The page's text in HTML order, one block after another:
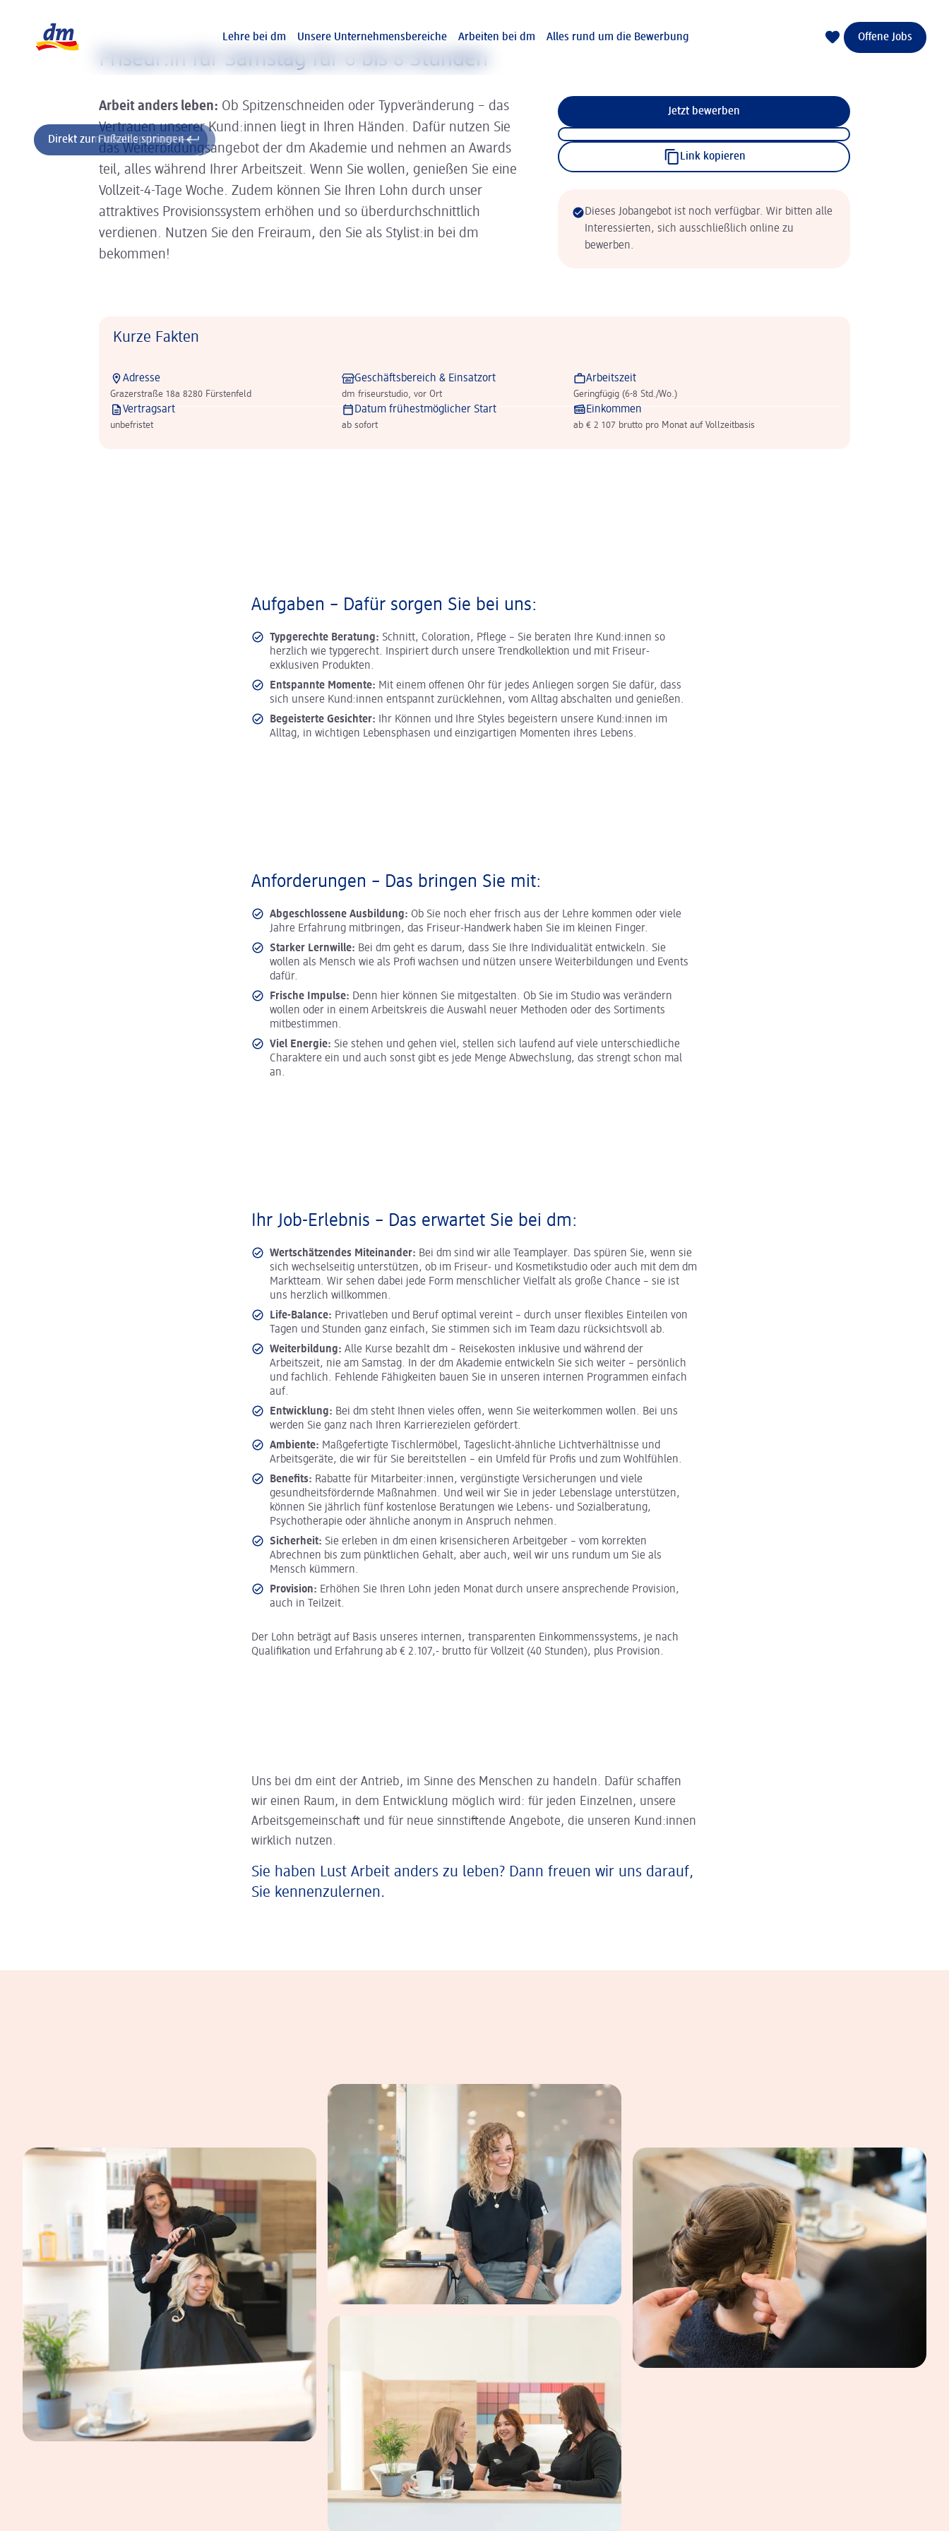
Direkt zum Inhalt springen
Direkt zur Fußzeile springen
Lehre bei dm
Unsere Unternehmensbereiche Arbeiten bei dm Alles rund um die Bewerbung Offene Jobs
Friseur:in für Samstag für 6 bis 8 Stunden
Arbeit anders leben: Ob Spitzenschneiden oder Typveränderung – das
Vertrauen unserer Kund:innen liegt in Ihren Händen. Dafür nutzen Sie
das Weiterbildungsangebot der dm Akademie und nehmen an Awards
teil, alles während Ihrer Arbeitszeit. Wenn Sie wollen, genießen Sie eine
Vollzeit-4-Tage Woche. Zudem können Sie Ihren Lohn durch unser
attraktives Provisionssystem erhöhen und so überdurchschnittlich
verdienen. Nutzen Sie den Freiraum, den Sie als Stylist:in bei dm
bekommen!
Jetzt bewerben
Link kopieren
Dieses Jobangebot ist noch verfügbar. Wir bitten alle
Interessierten, sich ausschließlich online zu
bewerben.
Kurze Fakten
Adresse
Grazerstraße 18a 8280 Fürstenfeld
Geschäftsbereich & Einsatzort
dm friseurstudio, vor Ort
Arbeitszeit
Geringfügig (6-8 Std./Wo.)
Vertragsart
unbefristet
Datum frühestmöglicher Start
ab sofort
Einkommen
ab € 2 107 brutto pro Monat auf Vollzeitbasis
Aufgaben – Dafür sorgen Sie bei uns:
Typgerechte Beratung: Schnitt, Coloration, Pflege – Sie beraten Ihre Kund:innen so
herzlich wie typgerecht. Inspiriert durch unsere Trendkollektion und mit Friseur-
exklusiven Produkten.
Entspannte Momente: Mit einem offenen Ohr für jedes Anliegen sorgen Sie dafür, dass
sich unsere Kund:innen entspannt zurücklehnen, vom Alltag abschalten und genießen.
Begeisterte Gesichter:
Ihr Können und Ihre Styles begeistern unsere Kund:innen im
Alltag, in wichtigen Lebensphasen und einzigartigen Momenten ihres Lebens.
Anforderungen – Das bringen Sie mit:
Abgeschlossene Ausbildung: Ob Sie noch eher frisch aus der Lehre kommen oder viele
Jahre Erfahrung mitbringen, das Friseur-Handwerk haben Sie im kleinen Finger.
Starker Lernwille: Bei dm geht es darum, dass Sie Ihre Individualität entwickeln. Sie
wollen als Mensch wie als Profi wachsen und nützen unsere Weiterbildungen und Events
dafür.
Frische Impulse: Denn hier können Sie mitgestalten. Ob Sie im Studio was verändern
wollen oder in einem Arbeitskreis die Auswahl neuer Methoden oder des Sortiments
mitbestimmen.
Viel Energie: Sie stehen und gehen viel, stellen sich laufend auf viele unterschiedliche
Charaktere ein und auch sonst gibt es jede Menge Abwechslung, das strengt schon mal
an.
Ihr Job-Erlebnis – Das erwartet Sie bei dm:
Wertschätzendes Miteinander: Bei dm sind wir alle Teamplayer. Das spüren Sie, wenn sie
sich wechselseitig unterstützen, ob im Friseur- und Kosmetikstudio oder auch mit dem dm
Marktteam. Wir sehen dabei jede Form menschlicher Vielfalt als große Chance – sie ist
uns herzlich willkommen.
Life-Balance: Privatleben und Beruf optimal vereint – durch unser flexibles Einteilen von
Tagen und Stunden ganz einfach, Sie stimmen sich im Team dazu rücksichtsvoll ab.
Weiterbildung: Alle Kurse bezahlt dm – Reisekosten inklusive und während der
Arbeitszeit, nie am Samstag. In der dm Akademie entwickeln Sie sich weiter – persönlich
und fachlich. Fehlende Fähigkeiten bauen Sie in unseren internen Programmen einfach
auf.
Entwicklung: Bei dm steht Ihnen vieles offen, wenn Sie weiterkommen wollen. Bei uns
werden Sie ganz nach Ihren Karrierezielen gefördert.
Ambiente: Maßgefertigte Tischlermöbel, Tageslicht-ähnliche Lichtverhältnisse und
Arbeitsgeräte, die wir für Sie bereitstellen – ein Umfeld für Profis und zum Wohlfühlen.
Benefits: Rabatte für Mitarbeiter:innen, vergünstigte Versicherungen und viele
gesundheitsfördernde Maßnahmen. Und weil wir Sie in jeder Lebenslage unterstützen,
können Sie jährlich fünf kostenlose Beratungen wie Lebens- und Sozialberatung,
Psychotherapie oder ähnliche anonym in Anspruch nehmen.
Sicherheit: Sie erleben in dm einen krisensicheren Arbeitgeber – vom korrekten
Abrechnen bis zum pünktlichen Gehalt, aber auch, weil wir uns rundum um Sie als
Mensch kümmern.
Provision: Erhöhen Sie Ihren Lohn jeden Monat durch unsere ansprechende Provision,
auch in Teilzeit.
Der Lohn beträgt auf Basis unseres internen, transparenten Einkommenssystems, je nach
Qualifikation und Erfahrung ab € 2.107,- brutto für Vollzeit (40 Stunden), plus Provision.
Uns bei dm eint der Antrieb, im Sinne des Menschen zu handeln. Dafür schaffen
wir einen Raum, in dem Entwicklung möglich wird: für jeden Einzelnen, unsere
Arbeitsgemeinschaft und für neue sinnstiftende Angebote, die unseren Kund:innen
wirklich nutzen.
Sie haben Lust Arbeit anders zu leben? Dann freuen wir uns darauf,
Sie kennenzulernen.
In einer Bildergalerie sind verschiedene Bilder dargestellt.